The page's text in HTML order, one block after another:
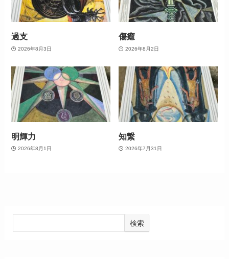
過支
2026年8月3日
傷癒
2026年8月2日
明輝力
2026年8月1日
知繋
2026年7月31日
検索